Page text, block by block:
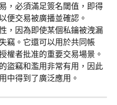
，必須滿足簽名閾值，即得
便交易被廣播並確認。
，因為即使某個私鑰被洩漏
竊。它還可以用於共同帳
權者批准的重要交易場景。
盜竊和濫用非常有用，因此
中得到了廣泛應用。